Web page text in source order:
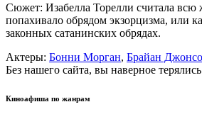
Сюжет: Изабелла Торелли считала всю
попахивало обрядом экзорцизма, или
законных сатанинских обрядах.
Актеры: Бонни Морган, Брайан
Без нашего сайта, вы наверное
Киноафиша по жанрам